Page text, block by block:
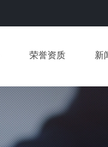
荣誉资质 新